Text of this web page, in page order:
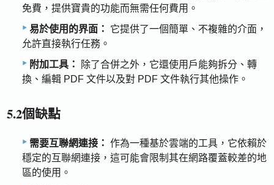
免費，提供寶貴的功能而無需任何費用。
易於使用的界面：
它提供了一個簡單、不複雜的介面，
允許直接執行任務。
附加工具：
除了合併之外，它還使用戶能夠拆分、轉
換、編輯 PDF 文件以及對 PDF 文件執行其他操作。
5.2個缺點
需要互聯網連接： 作為一種基於雲端的工具，它依賴於
穩定的互聯網連接，這可能會限制其在網路覆蓋較差的地
區的使用。